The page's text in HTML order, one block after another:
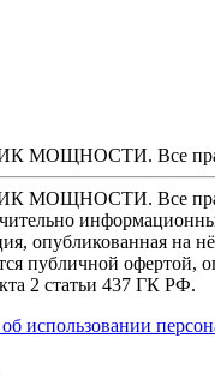
МОЩНОСТИ. Все
МОЩНОСТИ. Все
опубликованная на
публичной офертой,
2 статьи 437 ГК РФ.
использовании